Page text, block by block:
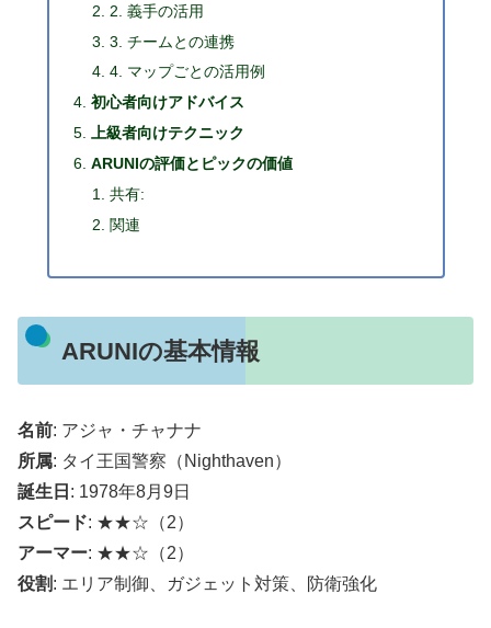
2. 義手の活用
3. チームとの連携
4. マップごとの活用例
初心者向けアドバイス
上級者向けテクニック
ARUNIの評価とピックの価値
共有:
関連
ARUNIの基本情報
名前: アジャ・チャナナ
所属: タイ王国警察（Nighthaven）
誕生日 : 1978年8月9日
スピード: ★★☆（2）
アーマー: ★★☆（2）
役割: エリア制御、ガジェット対策、防衛強化